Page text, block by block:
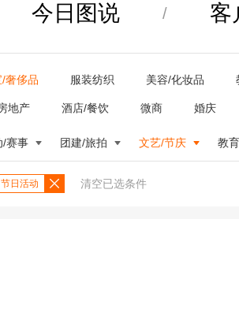
今日图说 / 客
奢侈品 服装纺织 美容/化妆品
地产 酒店/餐饮 微商 婚庆
/赛事 团建/旅拍 文艺/节庆 教
节日活动 清空已选条件